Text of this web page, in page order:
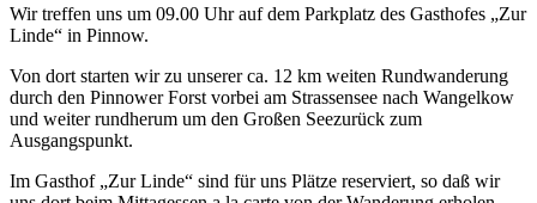
Wir treffen uns um 09.00 Uhr auf dem Parkplatz des Gasthofes „Zur
Linde“ in Pinnow.
Von dort starten wir zu unserer ca. 12 km weiten Rundwanderung
durch den Pinnower Forst vorbei am Strassensee nach Wangelkow
und weiter rundherum um den Großen Seezurück zum
Ausgangspunkt.
Im Gasthof „Zur Linde“ sind für uns Plätze reserviert, so daß wir